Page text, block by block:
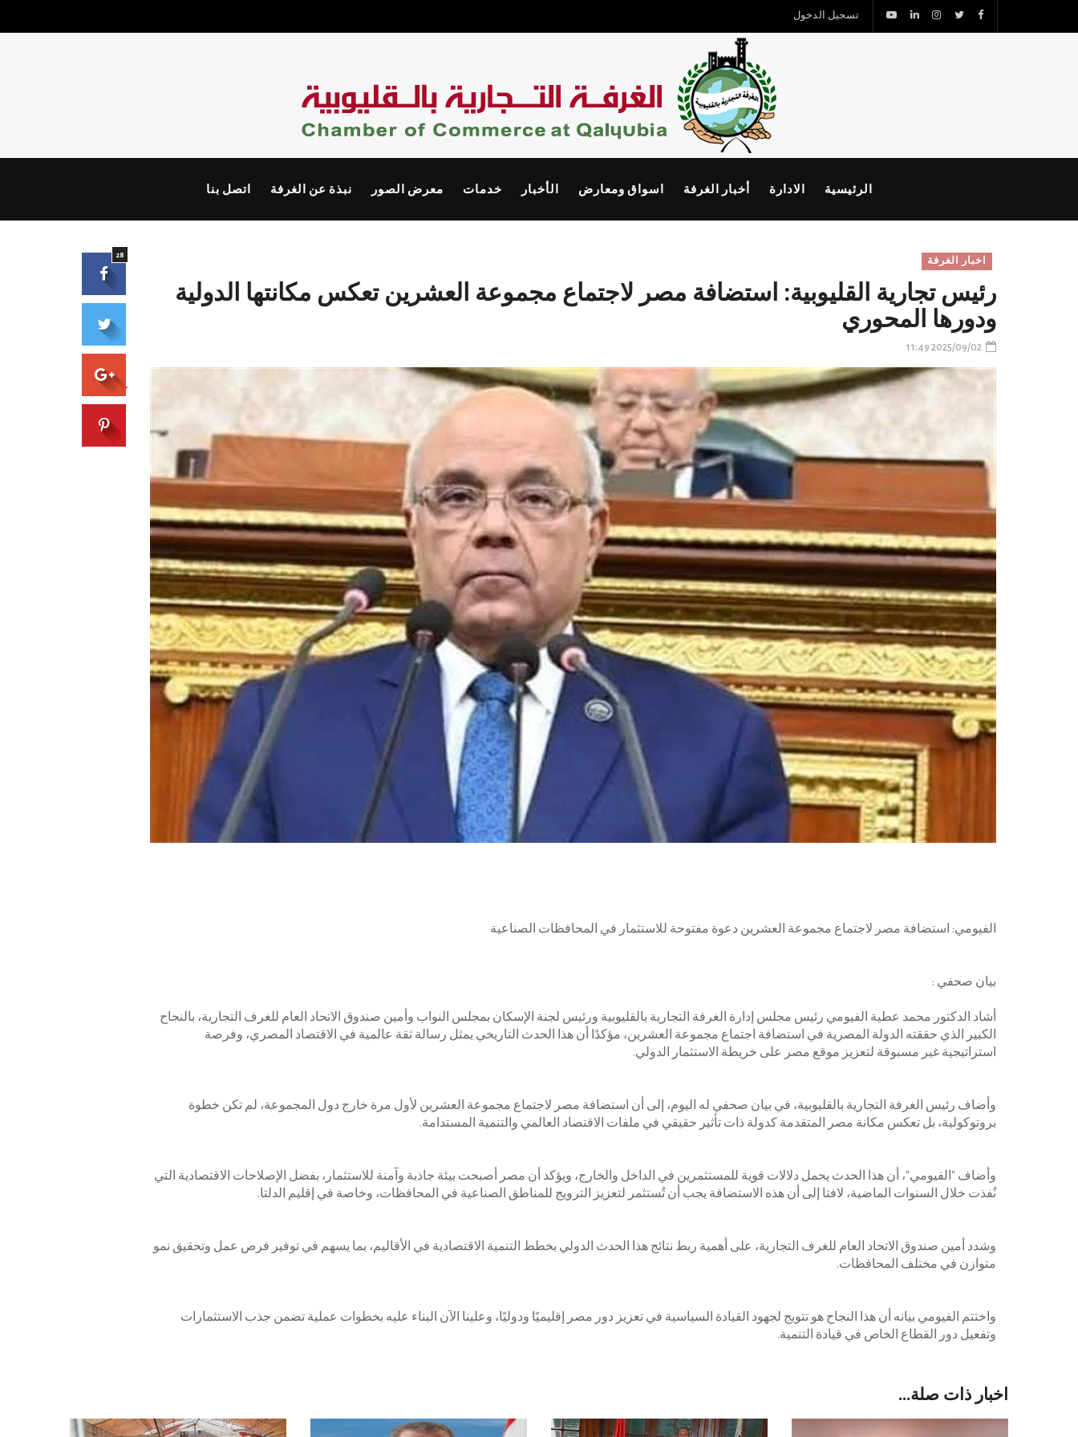
تسجيل الدخول
الرئيسية الادارة أخبار الغرفة اسواق ومعارض الأخبار خدمات معرض الصور نبذة عن الغرفة اتصل بنا
اخبار الغرفة
رئيس تجارية القليوبية: استضافة مصر لاجتماع مجموعة العشرين تعكس مكانتها الدولية
ودورها المحوري
2025/09/02 11:49
الفيومي: استضافة مصر لاجتماع مجموعة العشرين دعوة مفتوحة للاستثمار في المحافظات الصناعية
بيان صحفي :
أشاد الدكتور محمد عطية الفيومي رئيس مجلس إدارة الغرفة التجارية بالقليوبية ورئيس لجنة الإسكان بمجلس النواب وأمين صندوق الاتحاد العام للغرف التجارية، بالنجاح
الكبير الذي حققته الدولة المصرية في استضافة اجتماع مجموعة العشرين، مؤكدًا أن هذا الحدث التاريخي يمثل رسالة ثقة عالمية في الاقتصاد المصري، وفرصة
استراتيجية غير مسبوقة لتعزيز موقع مصر على خريطة الاستثمار الدولي.
وأضاف رئيس الغرفة التجارية بالقليوبية، في بيان صحفي له اليوم، إلى أن استضافة مصر لاجتماع مجموعة العشرين لأول مرة خارج دول المجموعة، لم تكن خطوة
بروتوكولية، بل تعكس مكانة مصر المتقدمة كدولة ذات تأثير حقيقي في ملفات الاقتصاد العالمي والتنمية المستدامة.
وأضاف "الفيومي"، أن هذا الحدث يحمل دلالات قوية للمستثمرين في الداخل والخارج، ويؤكد أن مصر أصبحت بيئة جاذبة وآمنة للاستثمار، بفضل الإصلاحات الاقتصادية التي
نُفذت خلال السنوات الماضية، لافتا إلى أن هذه الاستضافة يجب أن تُستثمر لتعزيز الترويج للمناطق الصناعية في المحافظات، وخاصة في إقليم الدلتا.
وشدد أمين صندوق الاتحاد العام للغرف التجارية، على أهمية ربط نتائج هذا الحدث الدولي بخطط التنمية الاقتصادية في الأقاليم، بما يسهم في توفير فرص عمل وتحقيق نمو
متوازن في مختلف المحافظات.
واختتم الفيومي بيانه أن هذا النجاح هو تتويج لجهود القيادة السياسية في تعزيز دور مصر إقليميًا ودوليًا، وعلينا الآن البناء عليه بخطوات عملية تضمن جذب الاستثمارات
وتفعيل دور القطاع الخاص في قيادة التنمية.
28
اخبار ذات صلة...